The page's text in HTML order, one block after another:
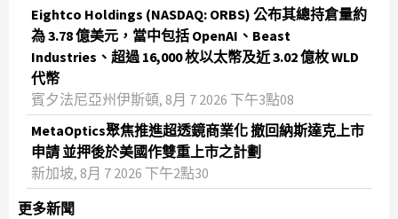
Eightco Holdings (NASDAQ: ORBS) 公布其總持倉量約
為 3.78 億美元，當中包括 OpenAI、Beast
Industries、超過 16,000 枚以太幣及近 3.02 億枚 WLD
代幣
賓夕法尼亞州伊斯頓, 8月 7 2026 下午3點08
MetaOptics聚焦推進超透鏡商業化 撤回納斯達克上市
申請 並押後於美國作雙重上市之計劃
新加坡, 8月 7 2026 下午2點30
更多新聞